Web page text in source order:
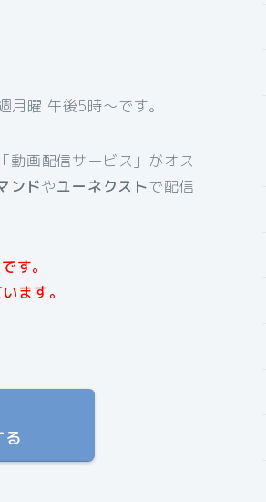
曜 午後5時～です。
動画配信サービス」がオス
ンドやユーネクストで配信
す。
ます。
る